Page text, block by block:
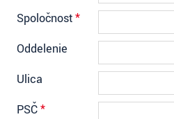
Spoločnosť*
Oddelenie
Ulica
PSČ*